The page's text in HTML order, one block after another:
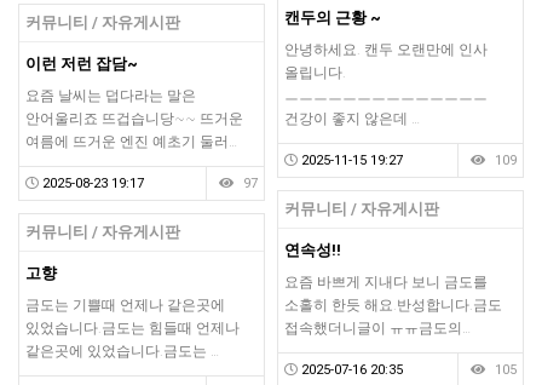
캔두의 근황 ~
안녕하세요. 캔두 오랜만에 인사
올립니다.
ㅡㅡㅡㅡㅡㅡㅡㅡㅡㅡㅡㅡㅡㅡ
건강이 좋지 않은데 …
2025-11-15 19:27 109
커뮤니티 / 자유게시판
이런 저런 잡담~
요즘 날씨는 덥다라는 말은
안어울리죠 뜨겁습니당~~ 뜨거운
여름에 뜨거운 엔진 예초기 둘러…
2025-08-23 19:17 97
커뮤니티 / 자유게시판
연속성!!
요즘 바쁘게 지내다 보니 금도를
소홀히 한듯 해요.반성합니다.금도
접속했더니글이 ㅠㅠ금도의…
2025-07-16 20:35 105
커뮤니티 / 자유게시판
고향
금도는 기쁠때 언제나 같은곳에
있었습니다.금도는 힘들때 언제나
같은곳에 있었습니다.금도는 …